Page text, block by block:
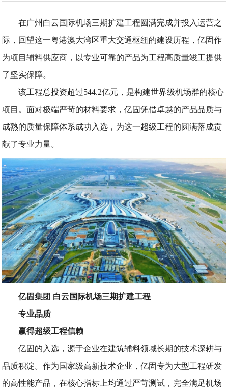
在广州白云国际机场三期扩建工程圆满完成并投入运营之
际，回望这一粤港澳大湾区重大交通枢纽的建设历程，亿固作
为项目辅料供应商，以专业可靠的产品为工程高质量竣工提供
了坚实保障。
该工程总投资超过544.2亿元，是构建世界级机场群的核心
项目。面对极端严苛的材料要求，亿固凭借卓越的产品品质与
成熟的质量保障体系成功入选，为这一超级工程的圆满落成贡
献了专业力量。
亿固集团 白云国际机场三期扩建工程
专业品质
赢得超级工程信赖
亿固的入选，源于企业在建筑辅料领域长期的技术深耕与
品质积淀。作为国家级高新技术企业，亿固专为大型工程研发
的高性能产品，在核心指标上均通过严苛测试，完全满足机场